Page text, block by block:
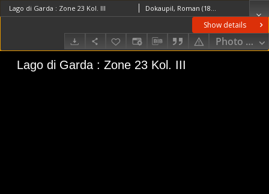
Show details
Photo
Lago di Garda : Zone 23 Kol. III Dokaupil, Roman (18...- 19...). RedaktorStraka, J. RedaktorBloschitz, RudolfMacoun, V. Redaktor